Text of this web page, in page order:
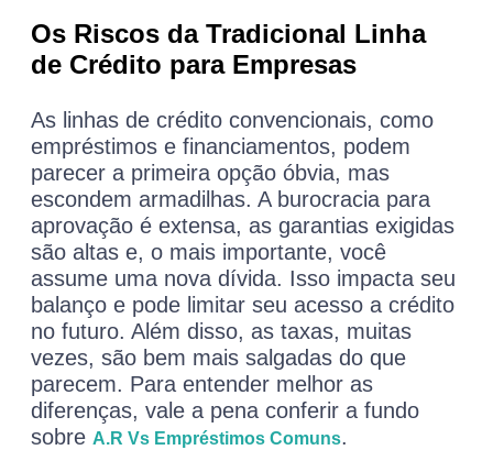
Os Riscos da Tradicional Linha
de Crédito para Empresas
As linhas de crédito convencionais, como
empréstimos e financiamentos, podem
parecer a primeira opção óbvia, mas
escondem armadilhas. A burocracia para
aprovação é extensa, as garantias exigidas
são altas e, o mais importante, você
assume uma nova dívida. Isso impacta seu
balanço e pode limitar seu acesso a crédito
no futuro. Além disso, as taxas, muitas
vezes, são bem mais salgadas do que
parecem. Para entender melhor as
diferenças, vale a pena conferir a fundo
sobre A.R Vs Empréstimos Comuns.